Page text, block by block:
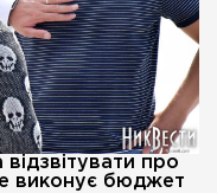
про
виконує бюджет